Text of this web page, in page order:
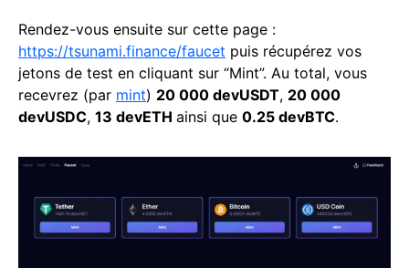
Rendez-vous ensuite sur cette page :
https://tsunami.finance/faucet puis récupérez vos
jetons de test en cliquant sur “Mint”. Au total, vous
recevrez (par mint) 20 000 devUSDT, 20 000
devUSDC, 13 devETH ainsi que 0.25 devBTC.